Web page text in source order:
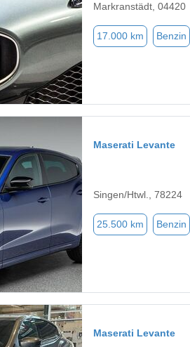
Markranstädt, 04420
17.000 km Benzin
Maserati Levante
Singen/Htwl., 78224
25.500 km Benzin
Maserati Levante